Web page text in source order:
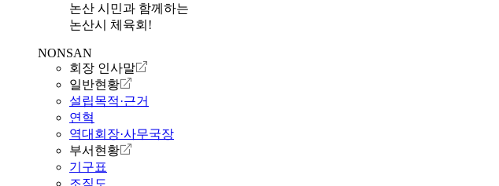
논산 시민과 함께하는
논산시 체육회!
NONSAN
회장 인사말
일반현황
설립목적·근거
연혁
역대회장·사무국장
부서현황
기구표
조직도